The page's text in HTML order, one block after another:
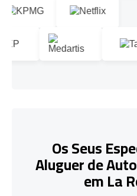
Os Seus
Aluguer de
em La